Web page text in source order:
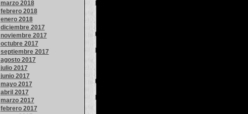
marzo 2018
febrero 2018
enero 2018
diciembre 2017
noviembre 2017
octubre 2017
septiembre 2017
agosto 2017
julio 2017
junio 2017
mayo 2017
abril 2017
marzo 2017
febrero 2017